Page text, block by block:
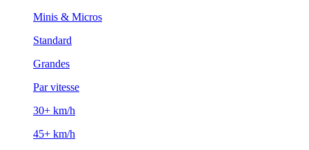
Minis & Micros
Standard
Grandes
Par vitesse
30+ km/h
45+ km/h